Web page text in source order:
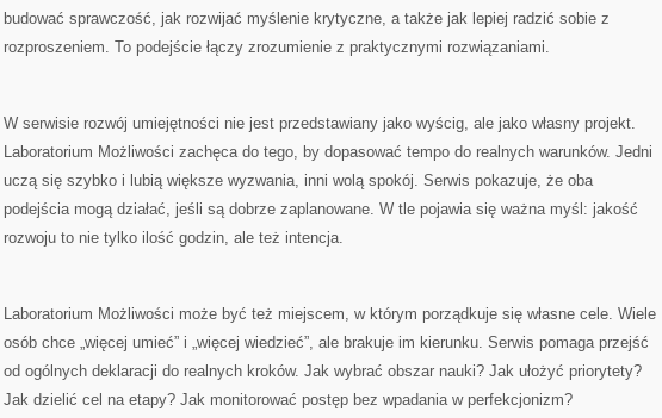
budować sprawczość, jak rozwijać myślenie krytyczne, a także jak lepiej radzić sobie z
rozproszeniem. To podejście łączy zrozumienie z praktycznymi rozwiązaniami.
W serwisie rozwój umiejętności nie jest przedstawiany jako wyścig, ale jako własny projekt.
Laboratorium Możliwości zachęca do tego, by dopasować tempo do realnych warunków. Jedni
uczą się szybko i lubią większe wyzwania, inni wolą spokój. Serwis pokazuje, że oba
podejścia mogą działać, jeśli są dobrze zaplanowane. W tle pojawia się ważna myśl: jakość
rozwoju to nie tylko ilość godzin, ale też intencja.
Laboratorium Możliwości może być też miejscem, w którym porządkuje się własne cele. Wiele
osób chce „więcej umieć” i „więcej wiedzieć”, ale brakuje im kierunku. Serwis pomaga przejść
od ogólnych deklaracji do realnych kroków. Jak wybrać obszar nauki? Jak ułożyć priorytety?
Jak dzielić cel na etapy? Jak monitorować postęp bez wpadania w perfekcjonizm?